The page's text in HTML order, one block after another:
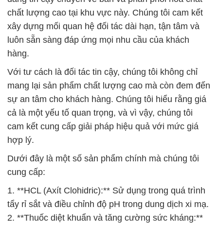
chất lượng cao tại khu vực này. Chúng tôi cam kết
xây dựng mối quan hệ đối tác dài hạn, tận tâm và
luôn sẵn sàng đáp ứng mọi nhu cầu của khách
hàng.
Với tư cách là đối tác tin cậy, chúng tôi không chỉ
mang lại sản phẩm chất lượng cao mà còn đem đến
sự an tâm cho khách hàng. Chúng tôi hiểu rằng giá
cả là một yếu tố quan trọng, và vì vậy, chúng tôi
cam kết cung cấp giải pháp hiệu quả với mức giá
hợp lý.
Dưới đây là một số sản phẩm chính mà chúng tôi
cung cấp:
1. **HCL (Axít Clohidric):** Sử dụng trong quá trình
tẩy rỉ sắt và điều chỉnh độ pH trong dung dịch xi mạ.
2. **Thuốc diệt khuẩn và tăng cường sức kháng:**